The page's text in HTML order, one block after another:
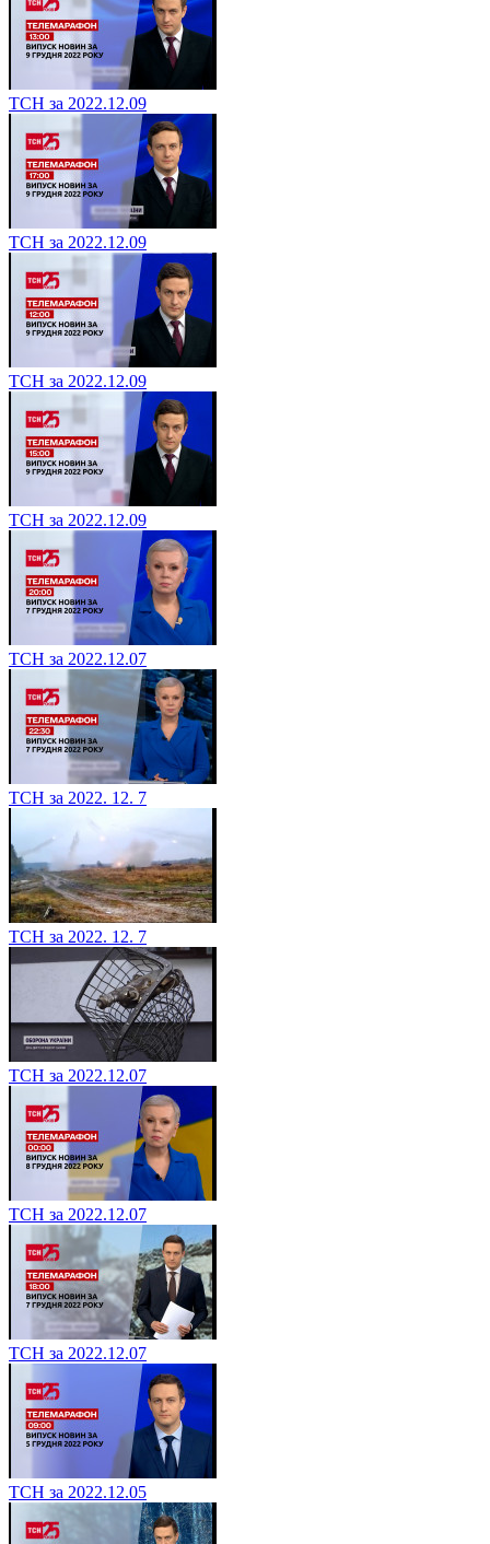
ТСН за 2022.12.09
ТСН за 2022.12.09
ТСН за 2022.12.09
ТСН за 2022.12.09
ТСН за 2022.12.07
ТСН за 2022. 12. 7
ТСН за 2022. 12. 7
ТСН за 2022.12.07
ТСН за 2022.12.07
ТСН за 2022.12.07
ТСН за 2022.12.05